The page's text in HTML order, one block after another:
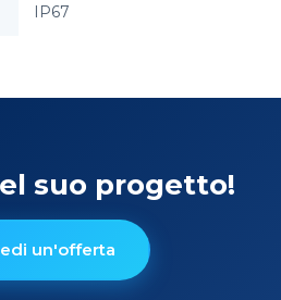
IP67
suo progetto!
un'offerta